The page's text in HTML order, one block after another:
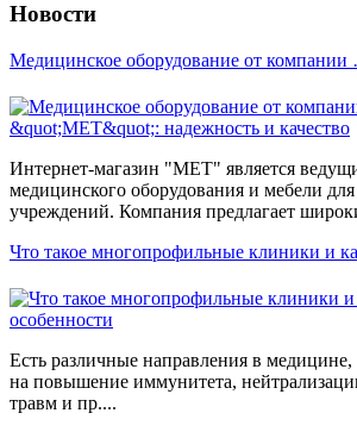
Новости
Медицинское оборудование от
Интернет-магазин "МЕТ" является
медицинского оборудования и мебели
учреждений. Компания предлагает
Что такое многопрофильные клиники и
Есть различные направления в
на повышение иммунитета,
травм и пр....